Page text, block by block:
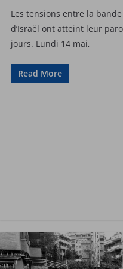
Les tensions entre la bande
d’Israël ont atteint leur
jours. Lundi 14 mai,
Read More